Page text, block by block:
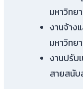
มหาวิทย
งานจ้าง
มหาวิทย
งานปรับ
สายสนับ